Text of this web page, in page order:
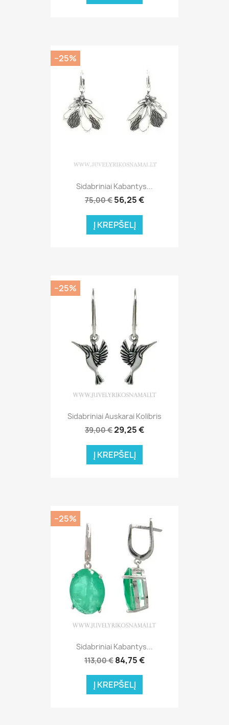
Sidabriniai Kabantys...
75,00 € 56,25 €
Į KREPŠELĮ
−25%
Sidabriniai Auskarai Kolibris
39,00 €29,25 €
Į KREPŠELĮ
−25%
Sidabriniai Kabantys...
113,00 € 84,75 €
Į KREPŠELĮ
−25%